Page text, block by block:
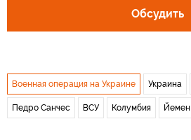
Обсудить
Военная операция на Украине Украина
Педро Санчес ВСУ Колумбия Йемен